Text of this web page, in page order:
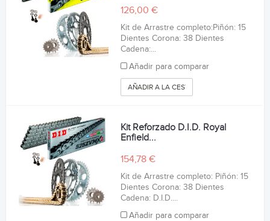
126,00 €
Kit de Arrastre completo:Piñón: 15
Dientes Corona: 38 Dientes
Cadena:...
Añadir para comparar
AÑADIR A LA CESTA
Kit Reforzado D.I.D. Royal
Enfield...
154,78 €
Kit de Arrastre completo: Piñón: 15
Dientes Corona: 38 Dientes
Cadena: D.I.D....
Añadir para comparar